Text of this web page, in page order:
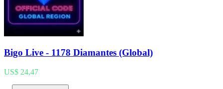
Bigo Live - 1178 Diamantes (Global)
US$ 24,47